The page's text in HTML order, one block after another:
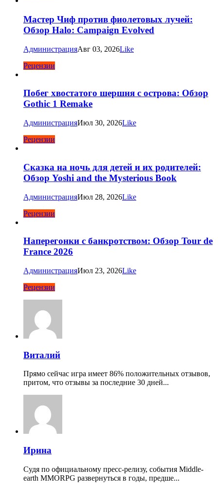
Мастер Чиф против фиолетовых лучей:
Обзор Halo: Campaign Evolved
АдминистрацияАвг 03, 2026Like
Рецензии
Побег хвостатого шершня с острова: Обзор
Gothic 1 Remake
АдминистрацияИюл 30, 2026Like
Рецензии
Сказка на ночь для детей и их родителей:
Обзор Yoshi and the Mysterious Book
АдминистрацияИюл 28, 2026Like
Рецензии
Наперегонки с банкротством: Обзор Tour de
France 2026
АдминистрацияИюл 23, 2026Like
Рецензии
Виталий
Прямо сейчас игра имеет 86% положительных отзывов,
притом, что отзывы за последние 30 дней...
Ирина
Судя по официальному пресс-релизу, события Middle-
earth MMORPG развернуться в годы, предше...